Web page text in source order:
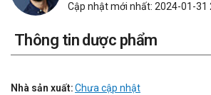
Cập nhật mới nhất: 2024-01-31
Thông tin dược phẩm
Nhà sản xuất:Chưa cập nhật